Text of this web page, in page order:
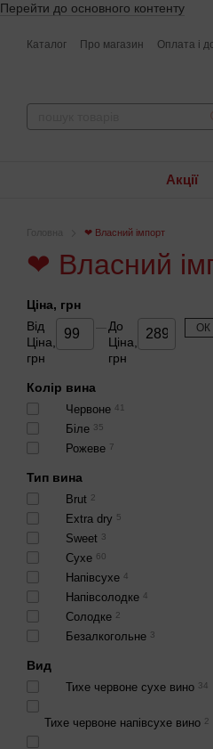
Перейти до основного контенту
Каталог Про магазин Оплата і
Акції
Головна ❤ Власний імпорт
❤ Власний
Ціна, грн
Від
Ціна,
грн
До
Ціна,
грн
ОК
Колір вина
Червоне 41
Біле 35
Рожеве 7
Тип вина
Brut 2
Extra dry 5
Sweet 3
Сухе 60
Напівсухе 4
Напівсолодке 4
Солодке 2
Безалкогольне 3
Вид
Тихе червоне сухе вино 34
Тихе червоне напівсухе вино 2